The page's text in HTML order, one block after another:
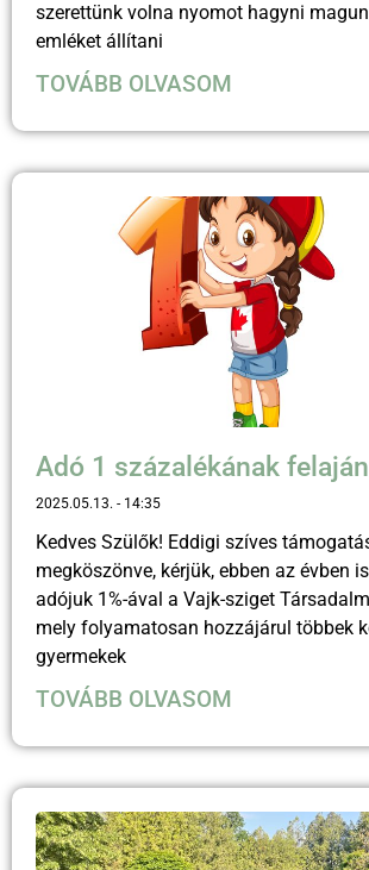
szerettünk volna nyomot hagyni
emléket állítani
TOVÁBB OLVASOM
Adó 1 százalékának
2025.05.13. 14:35
Kedves Szülők! Eddigi szíves
megköszönve, kérjük, ebben az évben
adójuk 1%-ával a Vajk-sziget
mely folyamatosan hozzájárul többek
gyermekek
TOVÁBB OLVASOM